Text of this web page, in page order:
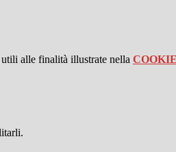
alle finalità illustrate nella